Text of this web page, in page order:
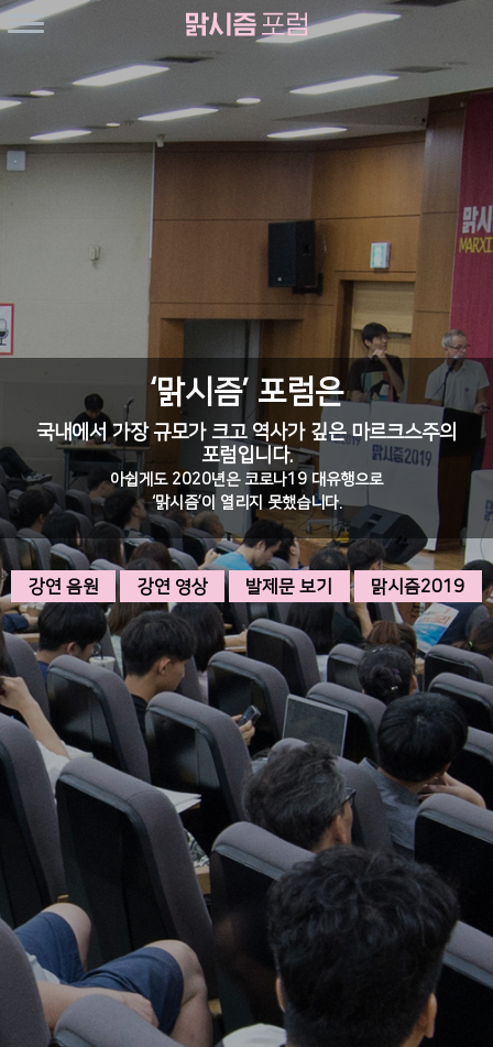
‘맑시즘’ 포럼은
국내에서 가장 규모가 크고 역사가 깊은 마르크스주의
포럼입니다.
아쉽게도 2020년은 코로나19 대유행으로
‘맑시즘’이 열리지 못했습니다.
강연 음원 강연 영상 발제문 보기 맑시즘2019